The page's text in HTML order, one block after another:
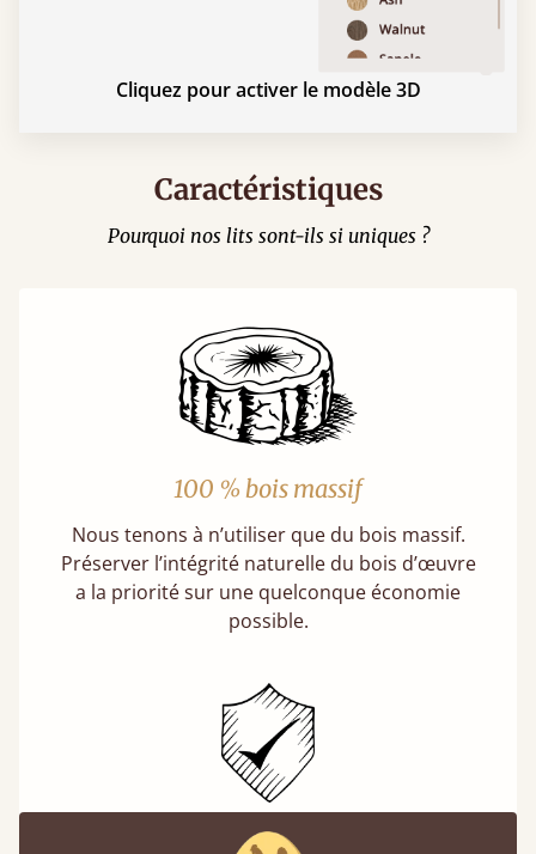
Cliquez pour activer le modèle 3D
Caractéristiques
Pourquoi nos lits sont-ils si uniques ?
100 % bois massif
Nous tenons à n’utiliser que du bois massif.
Préserver l’intégrité naturelle du bois d’œuvre
a la priorité sur une quelconque économie
possible.
Lits garantis 11 ans